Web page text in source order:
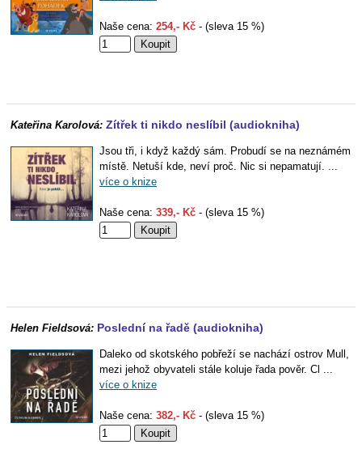
Naše cena: 254,- Kč - (sleva 15 %)
Kateřina Karolová: Zítřek ti nikdo neslíbil (audiokniha)
Jsou tři, i když každý sám. Probudí se na neznámém
místě. Netuší kde, neví proč. Nic si nepamatují. ...
více o knize
Naše cena: 339,- Kč - (sleva 15 %)
Helen Fieldsová: Poslední na řadě (audiokniha)
Daleko od skotského pobřeží se nachází ostrov Mull,
mezi jehož obyvateli stále koluje řada pověr. Cl ...
více o knize
Naše cena: 382,- Kč - (sleva 15 %)